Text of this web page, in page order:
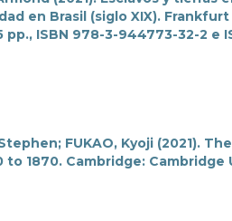
en Brasil (siglo XIX).
pp., ISBN 978-3-944773-32-2 e
FUKAO, Kyoji (2021).
to 1870. Cambridge: Cambridge